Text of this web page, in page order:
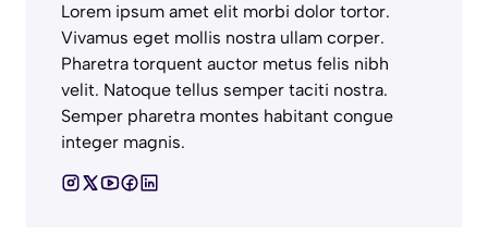
Lorem ipsum amet elit morbi dolor tortor.
Vivamus eget mollis nostra ullam corper.
Pharetra torquent auctor metus felis nibh
velit. Natoque tellus semper taciti nostra.
Semper pharetra montes habitant congue
integer magnis.